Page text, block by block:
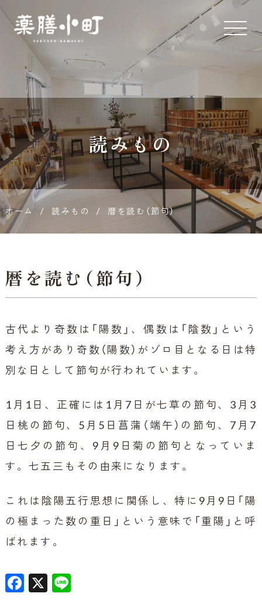
薬膳とス
パイス専
門店 薬膳
小町
読みもの
ホーム / 読みもの / 暦を読む（節句）
暦を読む（節句）
古代より奇数は「陽数」、偶数は「陰数」という
考え方があり奇数（陽数）がゾロ目となる日は特
別な日として節句が行われています。
1月1日、正確には1月7日が七草の節句、3月3
日桃の節句、5月5日菖蒲（端午）の節句、7月7
日七夕の節句、9月9日菊の節句となっていま
す。七五三もその由来になります。
これは陰陽五行思想に関係し、特に9月9日 「陽
の極まった数の重日」という意味で「重陽」と呼
ばれます。
F X Li